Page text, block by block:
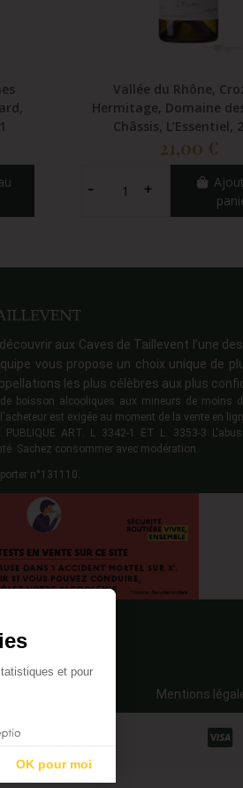
Vallée du Rhône,
Hermitage, Domaine
Châssis, L’Essentiel,
21,00 €
aux Caves de Taillevent l’une
vous propose un choix unique de
les plus célèbres aux plus
de boisson alcooliques aux mineurs de moins
est exigée au moment de la vente en
PUBLIQUE ART. L 3342-1 ET L. 3353-3
Sachez consommer avec modération.
n°131110.
Mentions
et pour
OK pour moi